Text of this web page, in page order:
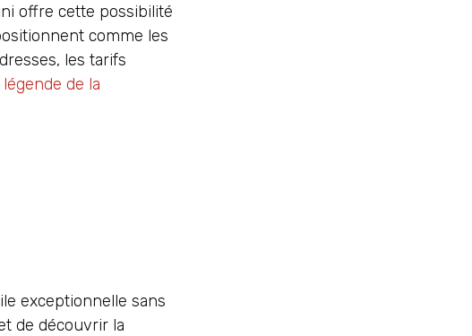
offre cette possibilité
comme les
les tarifs
légende de la
exceptionnelle sans
de découvrir la